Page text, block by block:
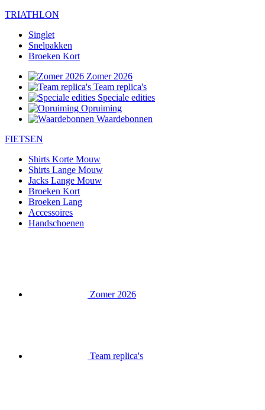
TRIATHLON
Singlet
Snelpakken
Broeken Kort
Zomer 2026
Team replica's
Speciale edities
Opruiming
Waardebonnen
FIETSEN
Shirts Korte Mouw
Shirts Lange Mouw
Jacks Lange Mouw
Broeken Kort
Broeken Lang
Accessoires
Handschoenen